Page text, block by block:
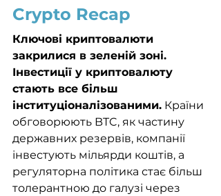
Crypto Recap
Ключові криптовалюти
закрилися в зеленій зоні.
Інвестиції у криптовалюту
стають все більш
інституціоналізованими. Країни
обговорюють BTC, як частину
державних резервів, компанії
інвестують мільярди коштів, а
регуляторна політика стає більш
толерантною до галузі через